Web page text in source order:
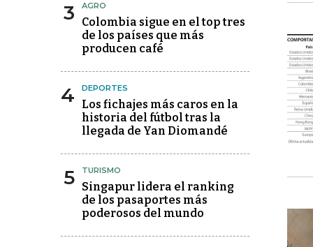
3 AGRO
Colombia sigue en el top tres
de los países que más
producen café
4 DEPORTES
Los fichajes más caros en la
historia del fútbol tras la
llegada de Yan Diomandé
5 TURISMO
Singapur lidera el ranking
de los pasaportes más
poderosos del mundo